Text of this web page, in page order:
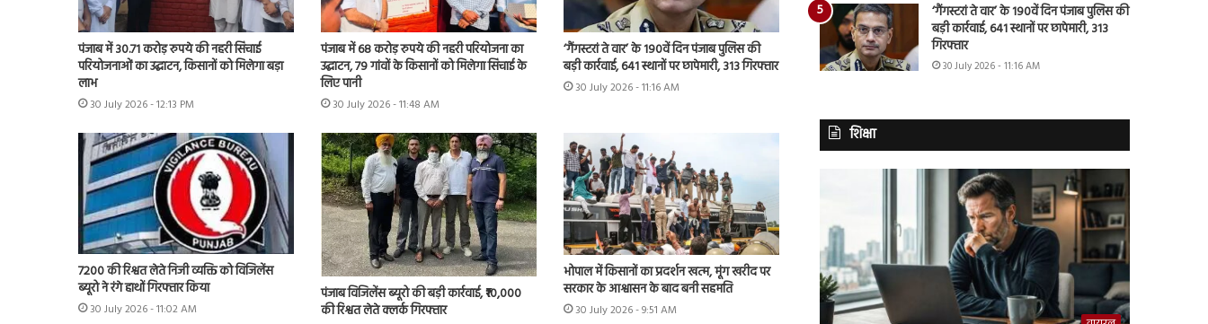
पंजाब में 30.71 करोड़ रुपये की नहरी सिंचाई
परियोजनाओं का उद्घाटन, किसानों को मिलेगा बड़ा
लाभ
30 July 2026 - 12:13 PM
पंजाब में 68 करोड़ रुपये की नहरी परियोजना का
उद्घाटन, 79 गांवों के किसानों को मिलेगा सिंचाई के
लिए पानी
30 July 2026 - 11:48 AM
‘गैंगस्टरां ते वार’ के 190वें दिन पंजाब पुलिस की
बड़ी कार्रवाई, 641 स्थानों पर छापेमारी, 313 गिरफ्तार
30 July 2026 - 11:16 AM
7200 की रिश्वत लेते निजी व्यक्ति को विजिलेंस
ब्यूरो ने रंगे हाथों गिरफ्तार किया
30 July 2026 - 11:02 AM
पंजाब विजिलेंस ब्यूरो की बड़ी कार्रवाई, ₹10,000
की रिश्वत लेते क्लर्क गिरफ्तार
भोपाल में किसानों का प्रदर्शन खत्म, मूंग खरीद पर
सरकार के आश्वासन के बाद बनी सहमति
30 July 2026 - 9:51 AM
‘गैंगस्टरां ते वार’ के 190वें दिन पंजाब पुलिस की
बड़ी कार्रवाई, 641 स्थानों पर छापेमारी, 313
गिरफ्तार
30 July 2026 - 11:16 AM
शिक्षा